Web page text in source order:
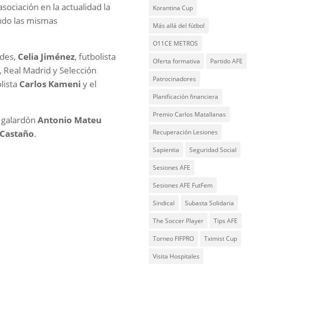
en la actualidad la
las mismas
Celia Jiménez, futbolista
Madrid y Selección
Carlos Kameni y el
galardónAntonio Mateu
.
Korantina Cup
Más allá del fútbol
O11CE METROS
Oferta formativa Partido AFE
Patrocinadores
Planificación financiera
Premio Carlos Matallanas
Recuperación Lesiones
Sapientia Seguridad Social
Sesiones AFE
Sesiones AFE FutFem
Sindical Subasta Solidaria
The Soccer Player Tips AFE
Torneo FIFPRO Tximist Cup
Visita Hospitales